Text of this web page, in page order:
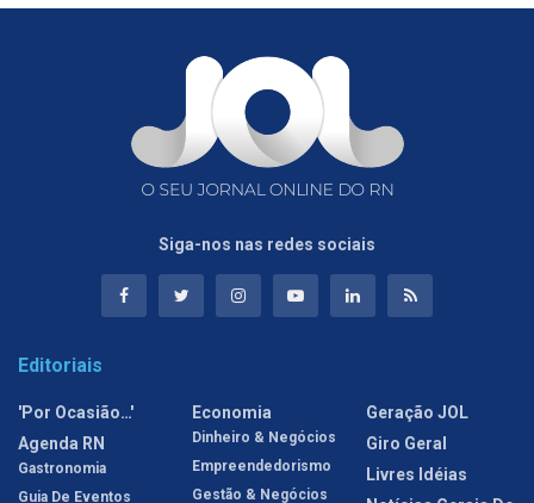
Siga-nos nas redes sociais
Editoriais
'Por Ocasião…'
Agenda RN
Gastronomia
Guia De Eventos
Economia
Dinheiro & Negócios
Empreendedorismo
Gestão & Negócios
Geração JOL
Giro Geral
Livres Idéias